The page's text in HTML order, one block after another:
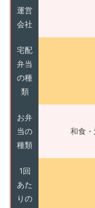
運営
会社
宅配
弁当
の種
類
お弁
当の
種類
和食
1回
あた
りの